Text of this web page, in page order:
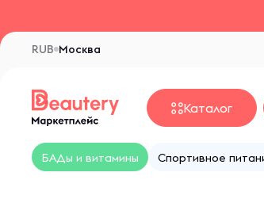
Москва
RUB
Каталог
БАДы и витамины Спортивное